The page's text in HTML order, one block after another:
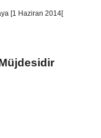
[1 Haziran 2014[